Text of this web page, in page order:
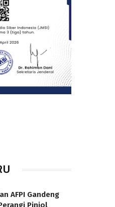
AFPI Gandeng
Pinjol